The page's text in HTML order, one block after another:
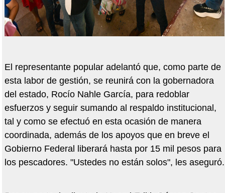
El representante popular adelantó que, como parte de
esta labor de gestión, se reunirá con la gobernadora
del estado, Rocío Nahle García, para redoblar
esfuerzos y seguir sumando al respaldo institucional,
tal y como se efectuó en esta ocasión de manera
coordinada, además de los apoyos que en breve el
Gobierno Federal liberará hasta por 15 mil pesos para
los pescadores. "Ustedes no están solos", les aseguró.